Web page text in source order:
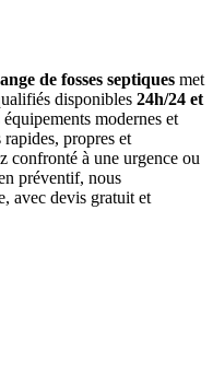
de fosses septiques met
disponibles 24h/24 et
équipements modernes et
rapides, propres et
confronté à une urgence ou
préventif, nous
avec devis gratuit et